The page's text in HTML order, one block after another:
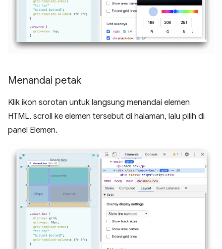
Menandai petak
Klik ikon sorotan untuk langsung menandai elemen
HTML, scroll ke elemen tersebut di halaman, lalu pilih di
panel Elemen.